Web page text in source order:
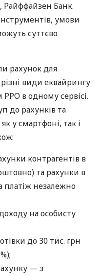
Банк.
умови
суттєво
рахунок для
види еквайрингу
в одному сервісі.
до рахунків та
у смартфоні, так і
контрагентів в
та рахунки в
платіж незалежно
на особисту
до 30 тис. грн
— з